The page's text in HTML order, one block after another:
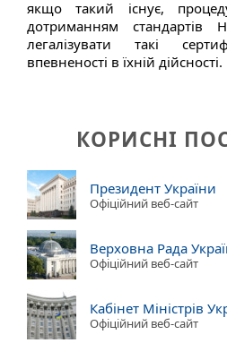
якщо такий існує,
дотриманням стандартів
легалізувати такі
впевненості в їхній дійсності.
КОРИСНІ
Президент України
Офіційний веб-сайт
Верховна Рада
Офіційний веб-сайт
Кабінет Міністрів
Офіційний веб-сайт